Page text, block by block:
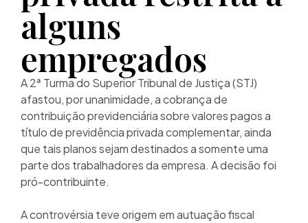
alguns
empregados
A 2ª Turma do Superior Tribunal de Justiça (STJ)
afastou, por unanimidade, a cobrança de
contribuição previdenciária sobre valores pagos a
título de previdência privada complementar, ainda
que tais planos sejam destinados a somente uma
parte dos trabalhadores da empresa. A decisão foi
pró-contribuinte.
A controvérsia teve origem em autuação fiscal